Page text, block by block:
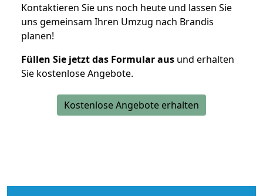
Kontaktieren Sie uns noch heute und lassen Sie
uns gemeinsam Ihren Umzug nach Brandis
planen!
Füllen Sie jetzt das Formular aus und erhalten
Sie kostenlose Angebote.
Kostenlose Angebote erhalten